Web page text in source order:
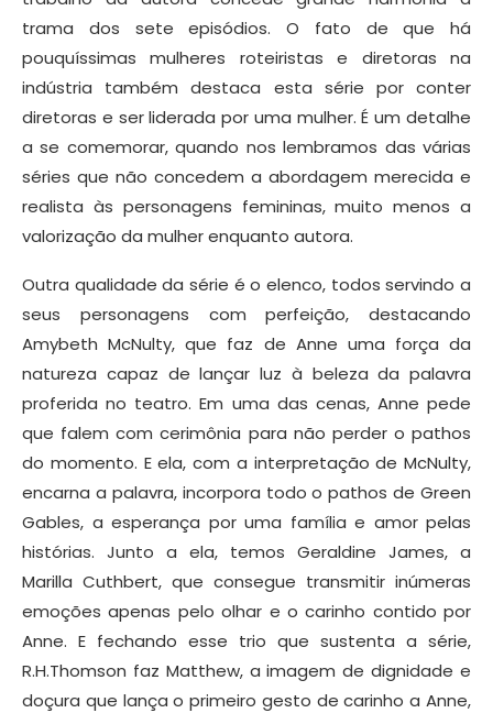
trama dos sete episódios. O fato de que há
pouquíssimas mulheres roteiristas e diretoras na
indústria também destaca esta série por conter
diretoras e ser liderada por uma mulher. É um detalhe
a se comemorar, quando nos lembramos das várias
séries que não concedem a abordagem merecida e
realista às personagens femininas, muito menos a
valorização da mulher enquanto autora.
Outra qualidade da série é o elenco, todos servindo a
seus personagens com perfeição, destacando
Amybeth McNulty, que faz de Anne uma força da
natureza capaz de lançar luz à beleza da palavra
proferida no teatro. Em uma das cenas, Anne pede
que falem com cerimônia para não perder o pathos
do momento. E ela, com a interpretação de McNulty,
encarna a palavra, incorpora todo o pathos de Green
Gables, a esperança por uma família e amor pelas
histórias. Junto a ela, temos Geraldine James, a
Marilla Cuthbert, que consegue transmitir inúmeras
emoções apenas pelo olhar e o carinho contido por
Anne. E fechando esse trio que sustenta a série,
R.H.Thomson faz Matthew, a imagem de dignidade e
doçura que lança o primeiro gesto de carinho a Anne,